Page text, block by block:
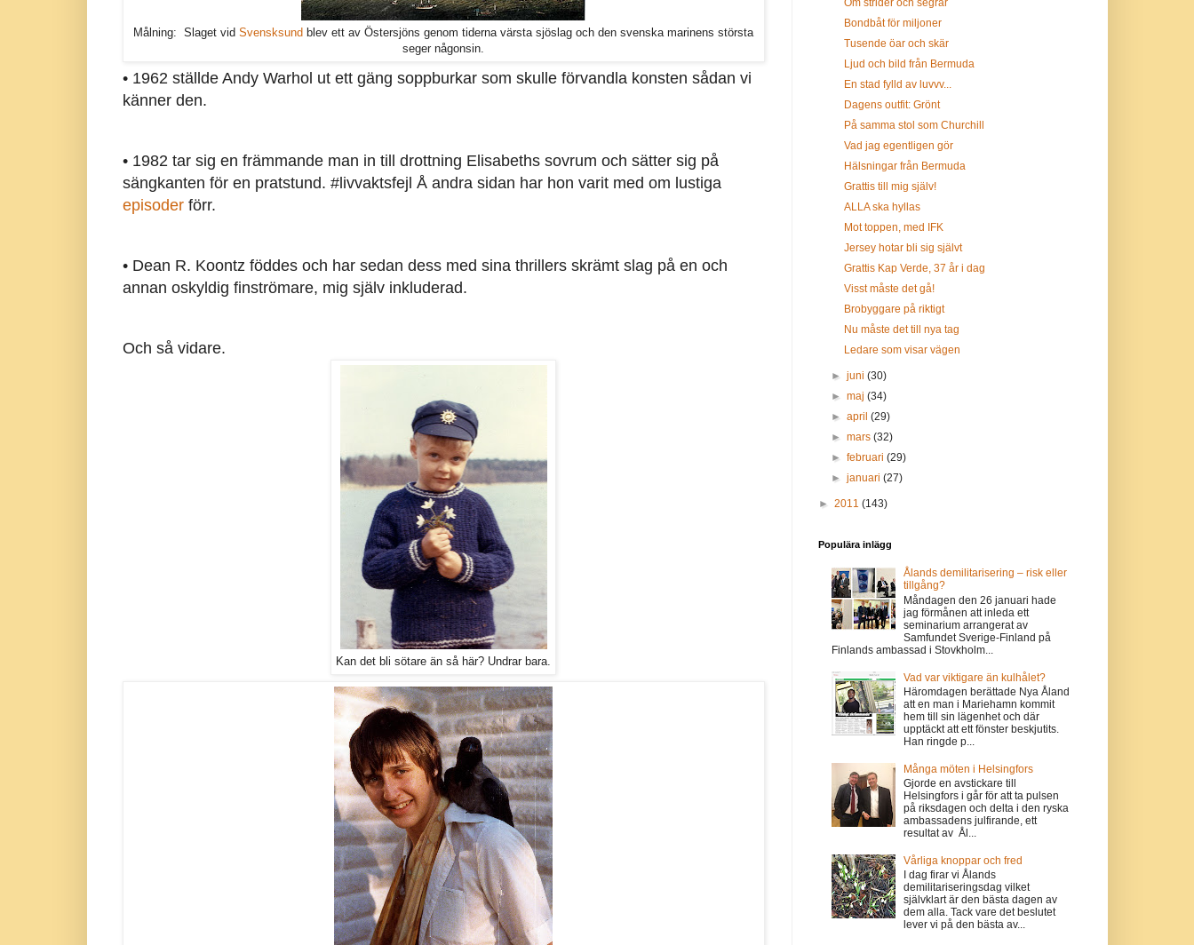
Målning: Slaget vid Svensksund blev ett av Östersjöns genom tiderna värsta sjöslag och den svenska marinens största
seger någonsin.
• 1962 ställde Andy Warhol ut ett gäng soppburkar som skulle förvandla konsten sådan vi
känner den.
• 1982 tar sig en främmande man in till drottning Elisabeths sovrum och sätter sig på
sängkanten för en pratstund. #livvaktsfejl Å andra sidan har hon varit med om lustiga
episoderförr.
• Dean R. Koontz föddes och har sedan dess med sina thrillers skrämt slag på en och
annan oskyldig finströmare, mig själv inkluderad.
Och så vidare.
Kan det bli sötare än så här? Undrar bara.
Om strider och segrar
Bondbåt för miljoner
Tusende öar och skär
Ljud och bild från Bermuda
En stad fylld av luvvv...
Dagens outfit: Grönt
På samma stol som Churchill
Vad jag egentligen gör
Hälsningar från Bermuda
Grattis till mig själv!
ALLA ska hyllas
Mot toppen, med IFK
Jersey hotar bli sig självt
Grattis Kap Verde, 37 år i dag
Visst måste det gå!
Brobyggare på riktigt
Nu måste det till nya tag
Ledare som visar vägen
► juni (30)
► maj (34)
► april (29)
► mars (32)
► februari (29)
► januari (27)
► 2011 (143)
Populära inlägg
Ålands demilitarisering – risk eller
tillgång?
Måndagen den 26 januari hade
jag förmånen att inleda ett
seminarium arrangerat av
Samfundet Sverige-Finland på
Finlands ambassad i Stovkholm...
Vad var viktigare än kulhålet?
Häromdagen berättade Nya Åland
att en man i Mariehamn kommit
hem till sin lägenhet och där
upptäckt att ett fönster beskjutits.
Han ringde p...
Många möten i Helsingfors
Gjorde en avstickare till
Helsingfors i går för att ta pulsen
på riksdagen och delta i den ryska
ambassadens julfirande, ett
resultat av Ål...
Vårliga knoppar och fred
I dag firar vi Ålands
demilitariseringsdag vilket
självklart är den bästa dagen av
dem alla. Tack vare det beslutet
lever vi på den bästa av...